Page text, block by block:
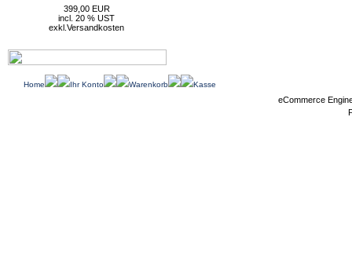
399,00 EUR
incl. 20 % UST
exkl. Versandkosten
Home Ihr Konto Warenkorb Kasse
eCommerce